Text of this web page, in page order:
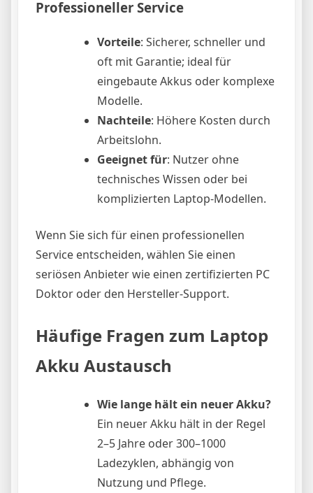
Professioneller Service
Vorteile: Sicherer, schneller und
oft mit Garantie; ideal für
eingebaute Akkus oder komplexe
Modelle.
Nachteile: Höhere Kosten durch
Arbeitslohn.
Geeignet für: Nutzer ohne
technisches Wissen oder bei
komplizierten Laptop-Modellen.
Wenn Sie sich für einen professionellen
Service entscheiden, wählen Sie einen
seriösen Anbieter wie einen zertifizierten PC
Doktor oder den Hersteller-Support.
Häufige Fragen zum Laptop
Akku Austausch
Wie lange hält ein neuer Akku?
Ein neuer Akku hält in der Regel
2–5 Jahre oder 300–1000
Ladezyklen, abhängig von
Nutzung und Pflege.